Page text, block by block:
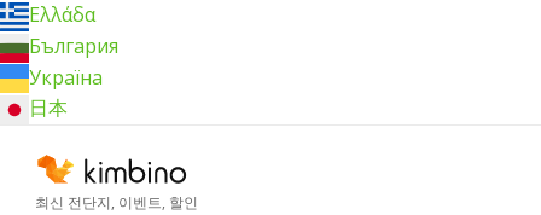
Ελλάδα
България
Україна
日本
최신 전단지, 이벤트, 할인